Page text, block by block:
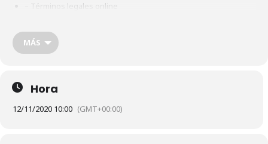
– Términos legales online
Enlace zoom
https://us02web.zoom.us/webinar/register/WN_SmDd2zZDRuSm0
CV8fafoMA
MÁS
Hora
12/11/2020 10:00 (GMT+00:00)